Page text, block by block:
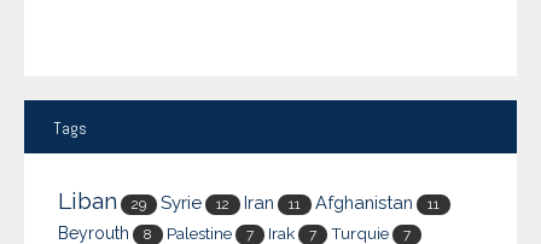
Tags
Liban 29 Syrie 12 Iran 11 Afghanistan 11
Beyrouth 8 Palestine 7 Irak 7 Turquie 7